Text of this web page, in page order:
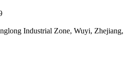
Industrial Zone, Wuyi, Zhejiang,